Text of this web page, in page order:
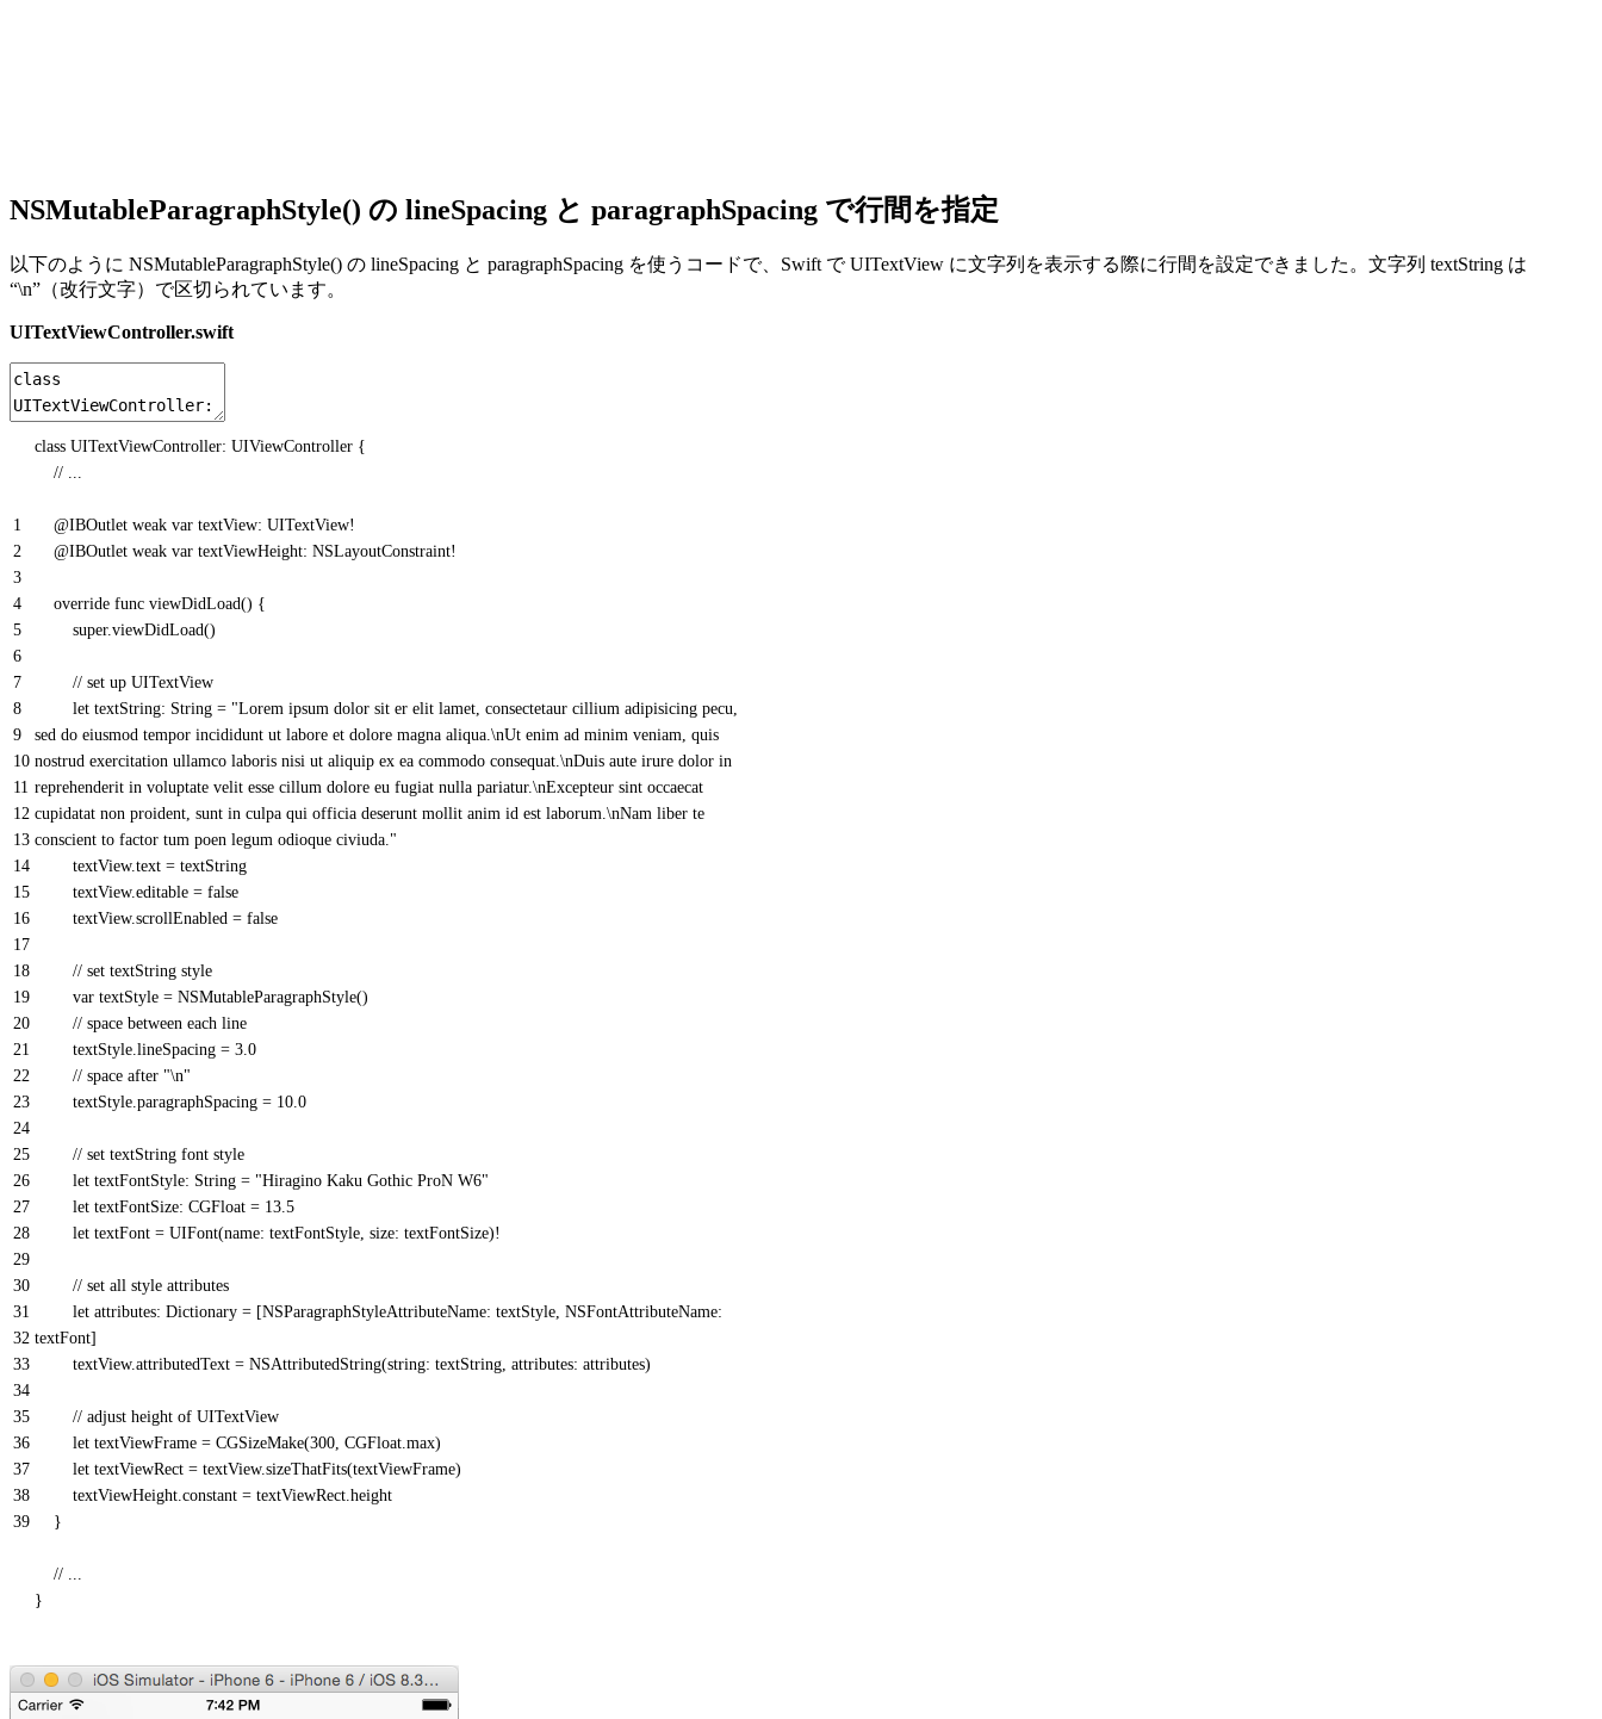
NSMutableParagraphStyle() の lineSpacing と paragraphSpacing で行間を指定
以下のように NSMutableParagraphStyle() の lineSpacing と paragraphSpacing を使うコードで、Swift で UITextView に文字列を表示する際に行間を設定できました。文字列 textString は
“\n”（改行文字）で区切られています。
UITextViewController.swift
1
2
3
4
5
6
7
8
9
10
11
12
13
14
15
16
17
18
19
20
21
22
23
24
25
26
27
28
29
30
31
32
33
34
35
36
37
38
39
class UITextViewController: UIViewController {
// ...
@IBOutlet weak var textView: UITextView!
@IBOutlet weak var textViewHeight: NSLayoutConstraint!
override func viewDidLoad() {
super. viewDidLoad()
// set up UITextView
let textString: String = "Lorem ipsum dolor sit er elit lamet, consectetaur cillium adipisicing pecu,
sed do eiusmod tempor incididunt ut labore et dolore magna aliqua.\nUt enim ad minim veniam, quis
nostrud exercitation ullamco laboris nisi ut aliquip ex ea commodo consequat.\nDuis aute irure dolor in
reprehenderit in voluptate velit esse cillum dolore eu fugiat nulla pariatur.\nExcepteur sint occaecat
cupidatat non proident, sunt in culpa qui officia deserunt mollit anim id est laborum.\nNam liber te
conscient to factor tum poen legum odioque civiuda."
textView. text = textString
textView. editable = false
textView. scrollEnabled = false
// set textString style
var textStyle = NSMutableParagraphStyle()
// space between each line
textStyle lineSpacing = 3.0
// space after "\n"
textStyle paragraphSpacing = 10.0
// set textString font style
let textFontStyle: String = "Hiragino Kaku Gothic ProN W6"
let textFontSize: CGFloat = 13.5
let textFont = UIFont(name: textFontStyle size: textFontSize)!
// set all style attributes
let attributes: Dictionary = [NSParagraphStyleAttributeName: textStyle NSFontAttributeName:
textFont]
textView. attributedText = NSAttributedString(string: textString attributes: attributes)
// adjust height of UITextView
let textViewFrame = CGSizeMake(300 CGFloat max)
let textViewRect = textView. sizeThatFits(textViewFrame)
textViewHeight constant = textViewRect height
}
// ...
}